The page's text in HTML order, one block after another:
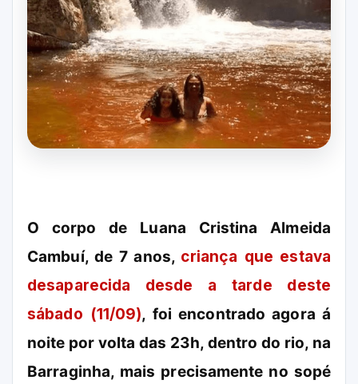
O corpo de Luana Cristina Almeida
Cambuí, de 7 anos, criança que estava
desaparecida desde a tarde deste
sábado (11/09), foi encontrado agora á
noite por volta das 23h, dentro do rio, na
Barraginha, mais precisamente no sopé